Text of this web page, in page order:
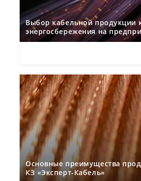
Выбор кабельной продукции
энергосбережения на
Основные преимущества
КЗ «Эксперт-Кабель»